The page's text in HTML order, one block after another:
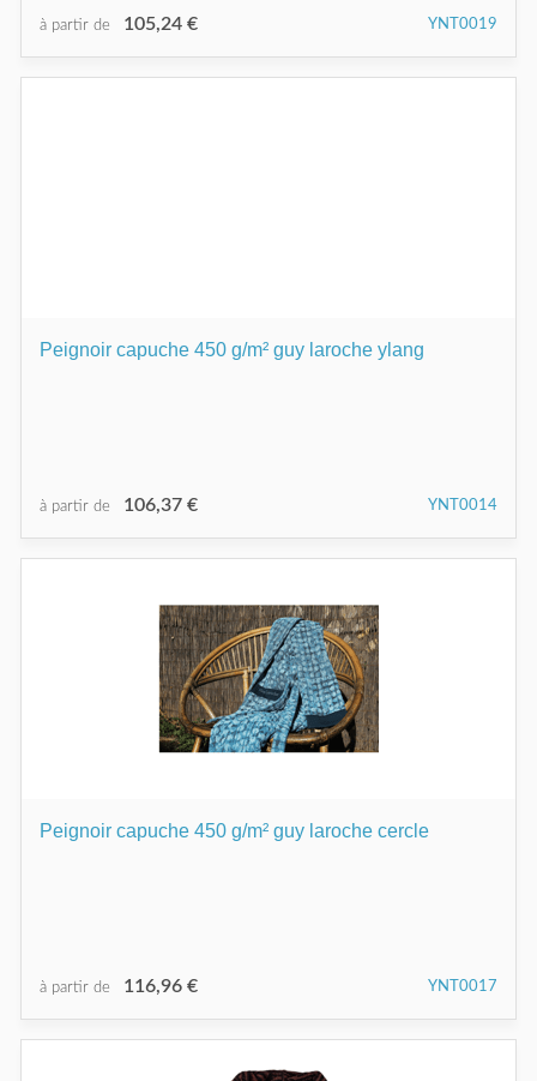
à partir de 105,24 € YNT0019
Peignoir capuche 450 g/m² guy laroche ylang
à partir de 106,37 € YNT0014
Peignoir capuche 450 g/m² guy laroche cercle
à partir de 116,96 € YNT0017